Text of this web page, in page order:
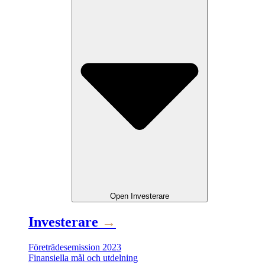
Open Investerare
Investerare →
Företrädesemission 2023
Finansiella mål och utdelning